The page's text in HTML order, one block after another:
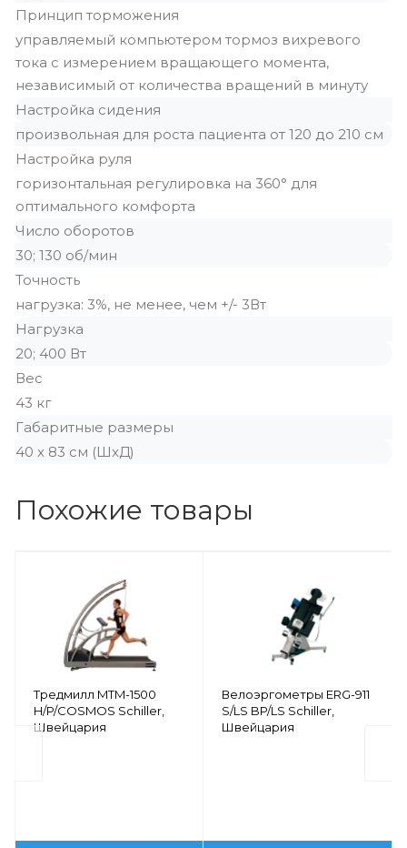
Принцип торможения
управляемый компьютером тормоз вихревого
тока с измерением вращающего момента,
независимый от количества вращений в минуту
Настройка сидения
произвольная для роста пациента от 120 до 210 см
Настройка руля
горизонтальная регулировка на 360° для
оптимального комфорта
Число оборотов
30; 130 об/мин
Точность
нагрузка: 3%, не менее, чем +/- 3Вт
Нагрузка
20; 400 Вт
Вес
43 кг
Габаритные размеры
40 x 83 см (ШxД)
Похожие товары
Тредмилл MTM-1500
H/P/COSMOS Schiller,
Швейцария
Велоэргометры ERG-911
S/LS BP/LS Schiller,
Швейцария